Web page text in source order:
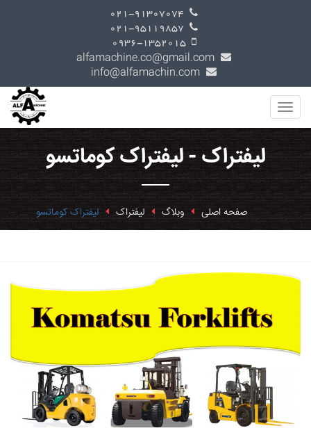
لیفتراک - لیفتراک کوماتسو
صفحه اصلی وبلاگ لیفتراک لیفتراک کوماتسو